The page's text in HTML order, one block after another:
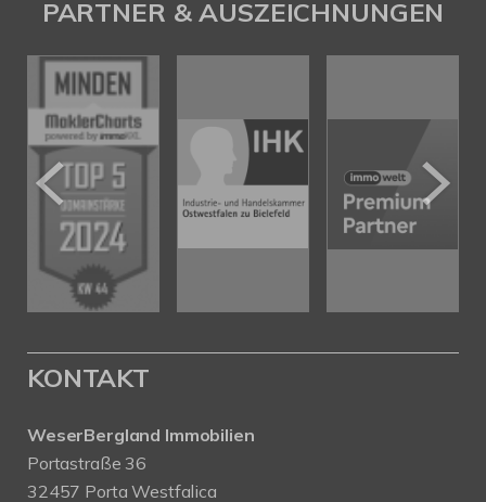
PARTNER & AUSZEICHNUNGEN
KONTAKT
WeserBergland Immobilien
Portastraße 36
32457 Porta Westfalica